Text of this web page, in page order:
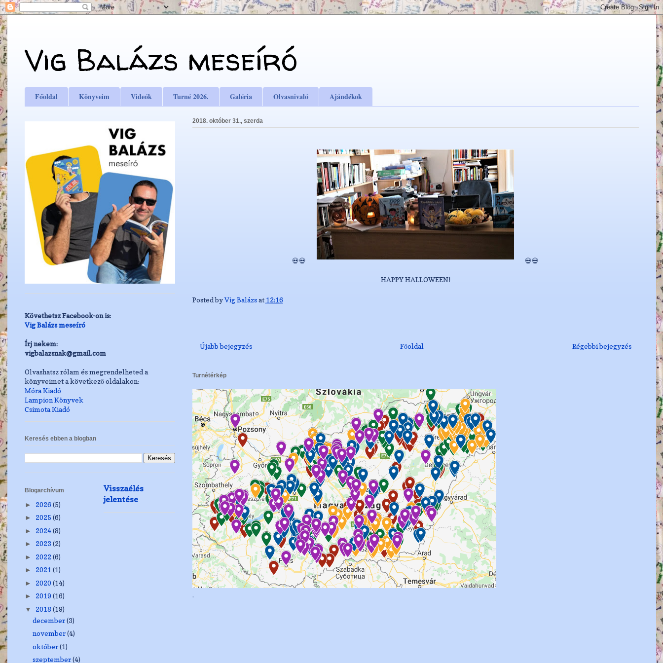
Vig Balázs meseíró
Főoldal Könyveim Videók Turné 2026. Galéria Olvasnivaló Ajándékok
2018. október 31., szerda
💀💀 💀💀
HAPPY HALLOWEEN!
Posted byVig Balázs at 12:16
Újabb bejegyzés Régebbi bejegyzés
Főoldal
Turnétérkép
.
Követhetsz Facebook-on is:
Vig Balázs meseíró
Írj nekem:
vigbalazsnak@gmail.com
Olvashatsz rólam és megrendelheted a
könyveimet a következő oldalakon:
Móra Kiadó
Lampion Könyvek
Csimota Kiadó
Keresés ebben a blogban
Blogarchívum
► 2026 (5)
► 2025 (6)
► 2024(8)
► 2023 (2)
► 2022(6)
► 2021 (1)
► 2020 (14)
► 2019 (16)
▼ 2018 (19)
december(3)
november(4)
október(1)
szeptember(4)
Visszaélés
jelentése